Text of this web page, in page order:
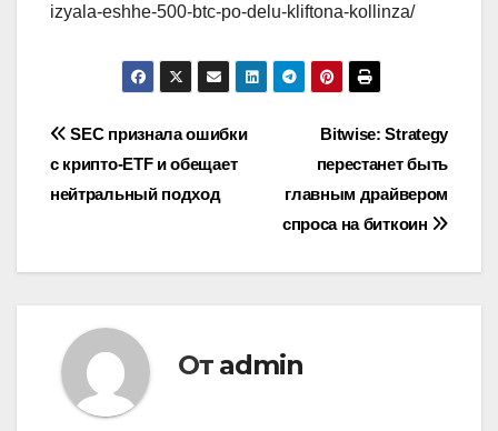
izyala-eshhe-500-btc-po-delu-kliftona-kollinza/
Навигация
по
Bitwise: Strategy
перестанет быть
главным драйвером
спроса на биткоин
SEC признала ошибки
с крипто-ETF и обещает
нейтральный подход
От admin